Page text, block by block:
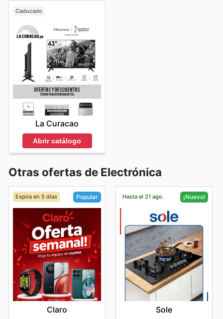
Caducado
La Curacao
Abrir catálogo
Otras ofertas de Electrónica
Expira en 5 días Popular
Claro
Hasta el 21 ago. ¡Nuevo!
Sole